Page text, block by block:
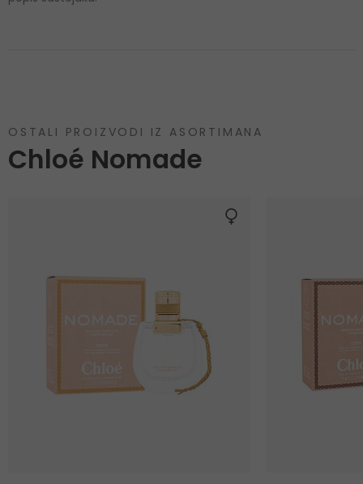
OSTALI PROIZVODI IZ ASORTIMANA
Chloé Nomade